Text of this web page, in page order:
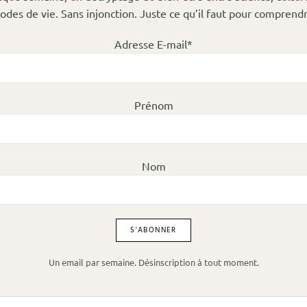
de vie. Sans injonction. Juste ce qu’il faut pour
Adresse E-mail*
Prénom
Nom
Un email par semaine. Désinscription à tout moment.